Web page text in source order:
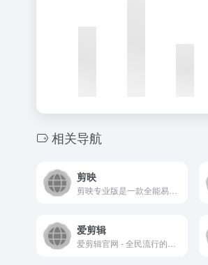
相关导航
剪映
爱剪辑